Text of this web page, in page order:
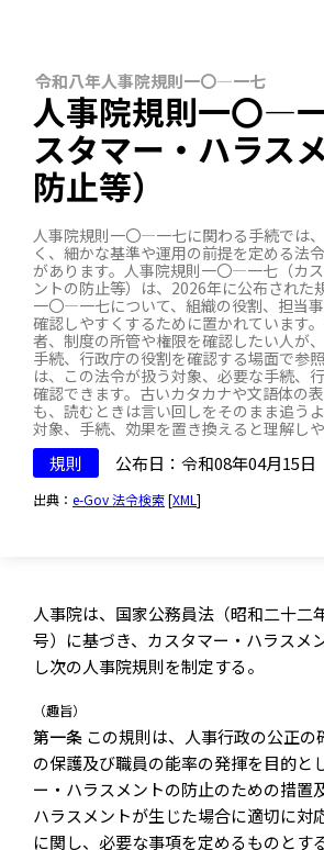
令和八年人事院規則一〇―一七
人事院規則一〇―
スタマー・ハラス
防止等）
人事院規則一〇―一七に関わる手続では
く、細かな基準や運用の前提を定める法
があります。人事院規則一〇―一七（カ
ントの防止等）は、2026年に公布された
一〇―一七について、組織の役割、担当
確認しやすくするために置かれています
者、制度の所管や権限を確認したい人が
手続、行政庁の役割を確認する場面で参
は、この法令が扱う対象、必要な手続、
確認できます。古いカタカナや文語体の
も、読むときは言い回しをそのまま追う
対象、手続、効果を置き換えると理解しや
規則 公布日：令和08年04月15日
出典： e-Gov 法令検索[XML ]
人事院は、国家公務員法（昭和二十二
号）に基づき、カスタマー・ハラスメ
し次の人事院規則を制定する。
（趣旨）
第一条 この規則は、人事行政の公正の
の保護及び職員の能率の発揮を目的と
ー・ハラスメントの防止のための措置
ハラスメントが生じた場合に適切に対
に関し、必要な事項を定めるものとす